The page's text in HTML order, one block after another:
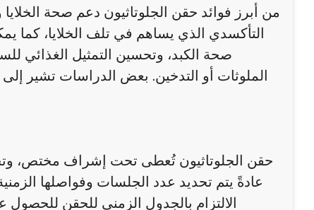
من أبرز فوائد حقن الجلوتاثيون دعم صحة
التأكسدي الذي يساهم في تلف الخلايا، كما
صحة الكبد، وتحسين التمثيل الغذائي
الملوثات أو التدخين. بعض الدراسات تشير
حقن الجلوتاثيون تُعطى تحت إشراف مختص،
عادةً يتم تحديد عدد الجلسات وفواصلها
الالتزام بالجدول الزمني للحقن للحصول